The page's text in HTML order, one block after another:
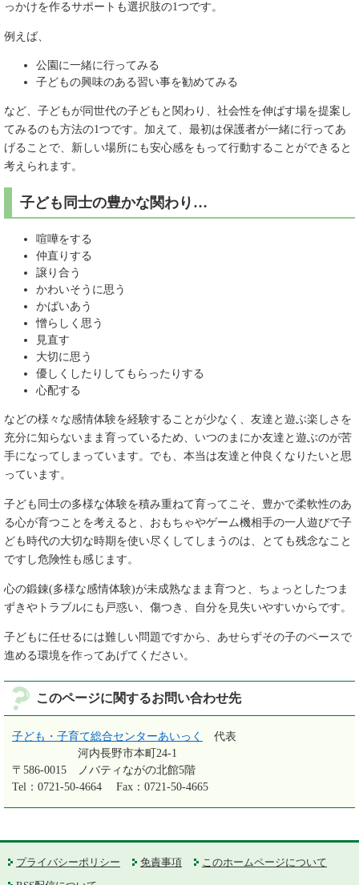
っかけを作るサポートも選択肢の1つです。
例えば、
公園に一緒に行ってみる
子どもの興味のある習い事を勧めてみる
など、子どもが同世代の子どもと関わり、社会性を伸ばす場を提案し
てみるのも方法の1つです。加えて、最初は保護者が一緒に行ってあ
げることで、新しい場所にも安心感をもって行動することができると
考えられます。
子ども同士の豊かな関わり…
喧嘩をする
仲直りする
譲り合う
かわいそうに思う
かばいあう
憎らしく思う
見直す
大切に思う
優しくしたりしてもらったりする
心配する
などの様々な感情体験を経験することが少なく、友達と遊ぶ楽しさを
充分に知らないまま育っているため、いつのまにか友達と遊ぶのが苦
手になってしまっています。でも、本当は友達と仲良くなりたいと思
っています。
子ども同士の多様な体験を積み重ねて育ってこそ、豊かで柔軟性のあ
る心が育つことを考えると、おもちゃやゲーム機相手の一人遊びで子
ども時代の大切な時期を使い尽くしてしまうのは、とても残念なこと
ですし危険性も感じます。
心の鍛錬(多様な感情体験)が未成熟なまま育つと、ちょっとしたつま
ずきやトラブルにも戸惑い、傷つき、自分を見失いやすいからです。
子どもに任せるには難しい問題ですから、あせらずその子のペースで
進める環境を作ってあげてください。
このページに関するお問い合わせ先
子ども・子育て総合センターあいっく 代表
〒586-0015
河内長野市本町24-1
ノバティながの北館5階
Tel：0721-50-4664
Fax：0721-50-4665
プライバシーポリシー 免責事項
このホームページについて